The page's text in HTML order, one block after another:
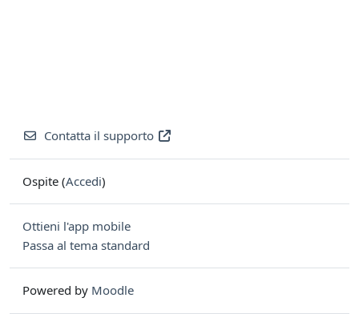
Contatta il supporto
Ospite (Accedi)
Ottieni l'app mobile
Passa al tema standard
Powered by Moodle